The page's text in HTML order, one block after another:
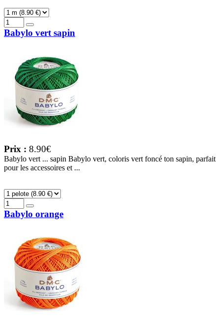
Babylo vert sapin
Prix : 8.90€
Babylo vert ... sapin Babylo vert, coloris vert foncé ton sapin, parfait
pour les accessoires et ...
Babylo orange